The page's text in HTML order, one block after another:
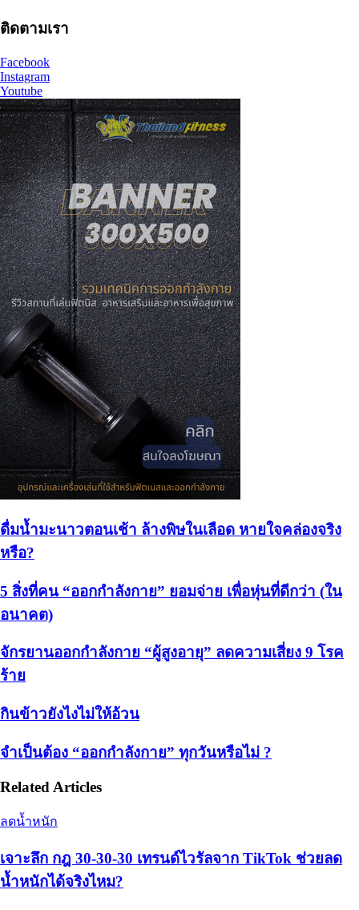
ติดตามเรา
Facebook
Instagram
Youtube
ดื่มน้ำมะนาวตอนเช้า ล้างพิษในเลือด หายใจคล่องจริง
หรือ?
5 สิ่งที่คน “ออกกำลังกาย” ยอมจ่าย เพื่อหุ่นที่ดีกว่า (ใน
อนาคต)
จักรยานออกกำลังกาย “ผู้สูงอายุ” ลดความเสี่ยง 9 โรค
ร้าย
กินข้าวยังไงไม่ให้อ้วน
จำเป็นต้อง “ออกกำลังกาย” ทุกวันหรือไม่ ?
Related Articles
ลดน้ำหนัก
เจาะลึก กฎ 30-30-30 เทรนด์ไวรัลจาก TikTok ช่วยลด
น้ำหนักได้จริงไหม?